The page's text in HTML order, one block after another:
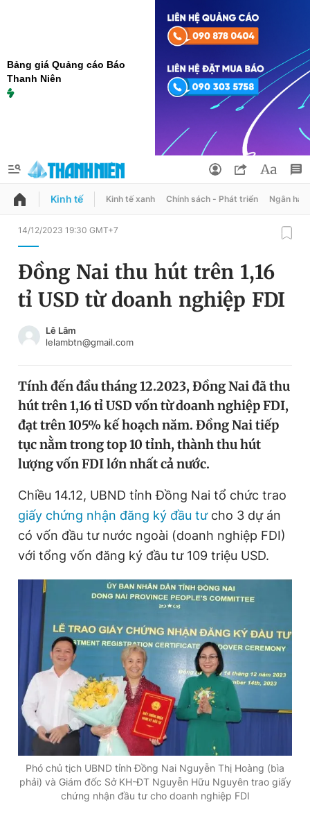
Bảng giá Quảng cáo Báo
Thanh Niên
QUẢNG CÁO
Chuyên mục
Chuyên mục khác
Tin thị trường Tin 360
Video Magazine
Sản phẩm khác
Tiện ích Bạn cần biết
Thông tin tòa soạn Liên hệ quảng cáo
Đọc Thanh Niên trên điện thoại
Theo dõi báo trên
Liên hệ quảng cáo
Đổi mật khẩu
Tin đã lưu
Tin đã xem
Đăng xuất
Kinh tế Kinh tế xanh Chính sách - Phát triển Ngân
14/12/2023 19:30 GMT+7
Đồng Nai thu hút trên 1,16
tỉ USD từ doanh nghiệp FDI
Lê Lâm
lelambtn@gmail.com
Tính đến đầu tháng 12.2023, Đồng Nai đã thu
hút trên 1,16 tỉ USD vốn từ doanh nghiệp FDI,
đạt trên 105% kế hoạch năm. Đồng Nai tiếp
tục nằm trong top 10 tỉnh, thành thu hút
lượng vốn FDI lớn nhất cả nước.
Chiều 14.12, UBND tỉnh Đồng Nai tổ chức trao
giấy chứng nhận đăng ký đầu tưcho 3 dự án
có vốn đầu tư nước ngoài (doanh nghiệp FDI)
với tổng vốn đăng ký đầu tư 109 triệu USD.
Phó chủ tịch UBND tỉnh Đồng Nai Nguyễn Thị Hoàng (bìa
phải) và Giám đốc Sở KH-ĐT Nguyễn Hữu Nguyên trao giấy
chứng nhận đầu tư cho doanh nghiệp FDI